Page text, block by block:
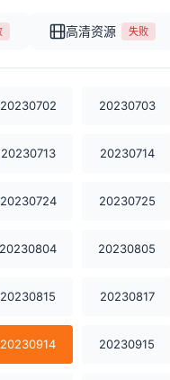
高清资源 失败
20230702 20230703
20230713 20230714
20230724 20230725
20230804 20230805
20230815 20230817
20230914 20230915